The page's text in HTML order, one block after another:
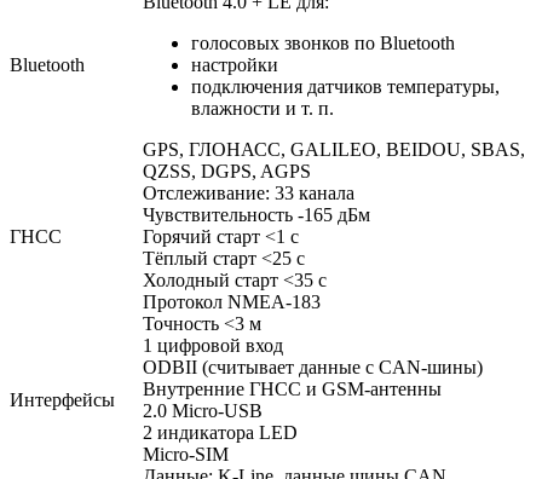
Bluetooth
голосовых звонков по Bluetooth
настройки
подключения датчиков температуры,
влажности и т. п.
ГНСС
GPS, ГЛОНАСС, GALILEO, BEIDOU, SBAS,
QZSS, DGPS, AGPS
Отслеживание: 33 канала
Чувствительность -165 дБм
Горячий старт <1 с
Тёплый старт <25 с
Холодный старт <35 с
Протокол NMEA-183
Точность <3 м
Интерфейсы
1 цифровой вход
ODBII (считывает данные с CAN-шины)
Внутренние ГНСС и GSM-антенны
2.0 Micro-USB
2 индикатора LED
Micro-SIM